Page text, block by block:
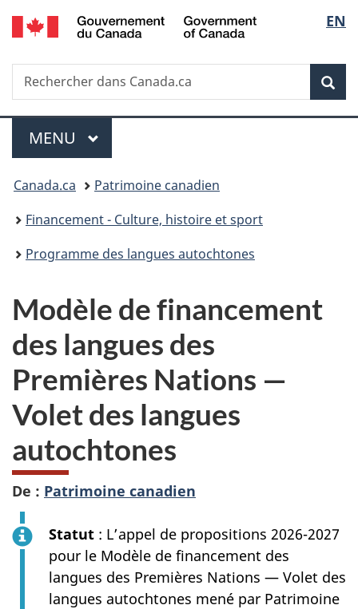
Passer
au
principal
Passer
à
Au
du
Passer
à
version
simplifiée
de
la
EN
Recherche
Rechercher
dans
Menu
MENU PRINCIPAL
Vous
êtes
ici :
Canada.ca
Patrimoine canadien
Financement - Culture, histoire et sport
Programme des langues autochtones
Modèle de financement
des langues des
Premières Nations —
Volet des langues
autochtones
De : Patrimoine canadien
Statut : L’appel de propositions 2026-2027
pour le Modèle de financement des
langues des Premières Nations — Volet des
langues autochtones mené par Patrimoine